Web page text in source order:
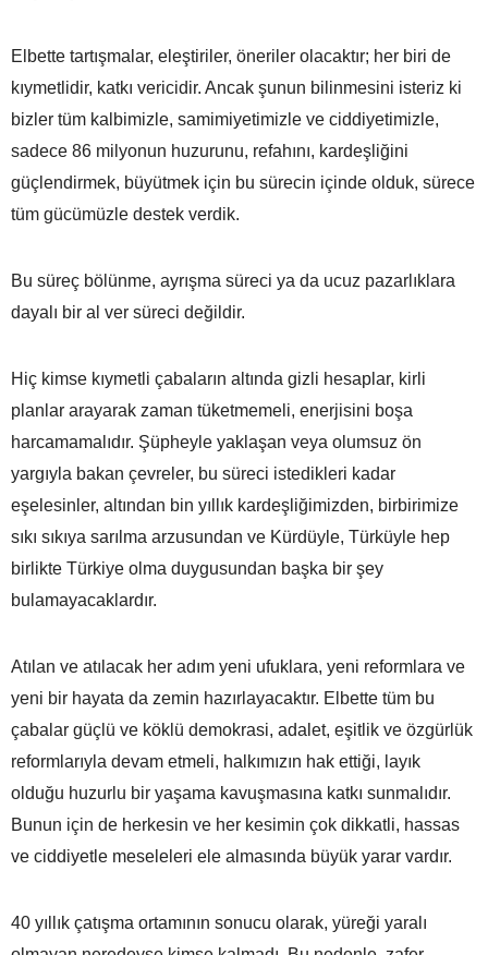
Elbette tartışmalar, eleştiriler, öneriler olacaktır; her biri de
kıymetlidir, katkı vericidir. Ancak şunun bilinmesini isteriz ki
bizler tüm kalbimizle, samimiyetimizle ve ciddiyetimizle,
sadece 86 milyonun huzurunu, refahını, kardeşliğini
güçlendirmek, büyütmek için bu sürecin içinde olduk, sürece
tüm gücümüzle destek verdik.
Bu süreç bölünme, ayrışma süreci ya da ucuz pazarlıklara
dayalı bir al ver süreci değildir.
Hiç kimse kıymetli çabaların altında gizli hesaplar, kirli
planlar arayarak zaman tüketmemeli, enerjisini boşa
harcamamalıdır. Şüpheyle yaklaşan veya olumsuz ön
yargıyla bakan çevreler, bu süreci istedikleri kadar
eşelesinler, altından bin yıllık kardeşliğimizden, birbirimize
sıkı sıkıya sarılma arzusundan ve Kürdüyle, Türküyle hep
birlikte Türkiye olma duygusundan başka bir şey
bulamayacaklardır.
Atılan ve atılacak her adım yeni ufuklara, yeni reformlara ve
yeni bir hayata da zemin hazırlayacaktır. Elbette tüm bu
çabalar güçlü ve köklü demokrasi, adalet, eşitlik ve özgürlük
reformlarıyla devam etmeli, halkımızın hak ettiği, layık
olduğu huzurlu bir yaşama kavuşmasına katkı sunmalıdır.
Bunun için de herkesin ve her kesimin çok dikkatli, hassas
ve ciddiyetle meseleleri ele almasında büyük yarar vardır.
40 yıllık çatışma ortamının sonucu olarak, yüreği yaralı